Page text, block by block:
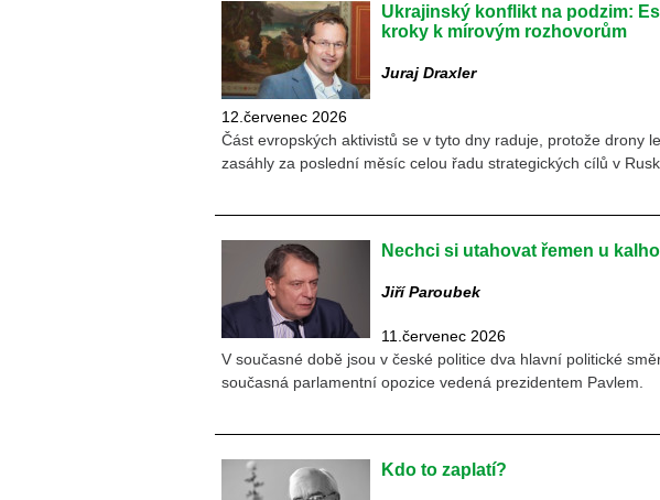
Ukrajinský konflikt na podzim:
kroky k mírovým rozhovorům
Juraj Draxler
12.červenec 2026
Část evropských aktivistů se v tyto dny raduje, protože drony
zasáhly za poslední měsíc celou řadu strategických cílů v
Nechci si utahovat řemen u
Jiří Paroubek
11.červenec 2026
V současné době jsou v české politice dva hlavní politické
současná parlamentní opozice vedená prezidentem Pavlem.
Kdo to zaplatí?